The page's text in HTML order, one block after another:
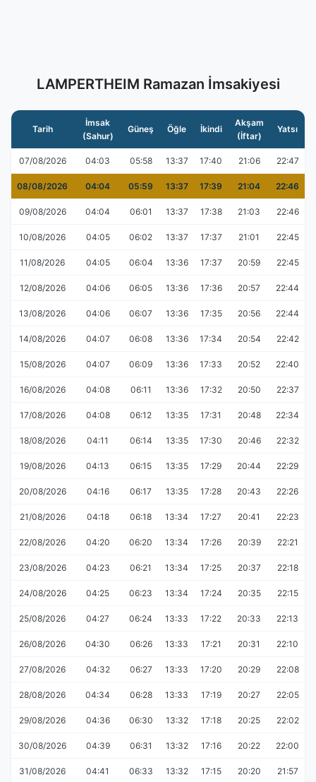
LAMPERTHEIM Ramazan İmsakiyesi
Tarih
İmsak
(Sahur)
Güneş Öğle İkindi
Akşam
(İftar)
Yatsı
07/08/2026 04:03 05:58 13:37 17:40 21:06 22:47
08/08/2026 04:04 05:59 13:37 17:39 21:04 22:46
09/08/2026 04:04 06:01 13:37 17:38 21:03 22:46
10/08/2026 04:05 06:02 13:37 17:37 21:01 22:45
11/08/2026 04:05 06:04 13:36 17:37 20:59 22:45
12/08/2026 04:06 06:05 13:36 17:36 20:57 22:44
13/08/2026 04:06 06:07 13:36 17:35 20:56 22:44
14/08/2026 04:07 06:08 13:36 17:34 20:54 22:42
15/08/2026 04:07 06:09 13:36 17:33 20:52 22:40
16/08/2026 04:08 06:11 13:36 17:32 20:50 22:37
17/08/2026 04:08 06:12 13:35 17:31 20:48 22:34
18/08/2026 04:11 06:14 13:35 17:30 20:46 22:32
19/08/2026 04:13 06:15 13:35 17:29 20:44 22:29
20/08/2026 04:16 06:17 13:35 17:28 20:43 22:26
21/08/2026 04:18 06:18 13:34 17:27 20:41 22:23
22/08/2026 04:20 06:20 13:34 17:26 20:39 22:21
23/08/2026 04:23 06:21 13:34 17:25 20:37 22:18
24/08/2026 04:25 06:23 13:34 17:24 20:35 22:15
25/08/2026 04:27 06:24 13:33 17:22 20:33 22:13
26/08/2026 04:30 06:26 13:33 17:21 20:31 22:10
27/08/2026 04:32 06:27 13:33 17:20 20:29 22:08
28/08/2026 04:34 06:28 13:33 17:19 20:27 22:05
29/08/2026 04:36 06:30 13:32 17:18 20:25 22:02
30/08/2026 04:39 06:31 13:32 17:16 20:22 22:00
31/08/2026 04:41 06:33 13:32 17:15 20:20 21:57